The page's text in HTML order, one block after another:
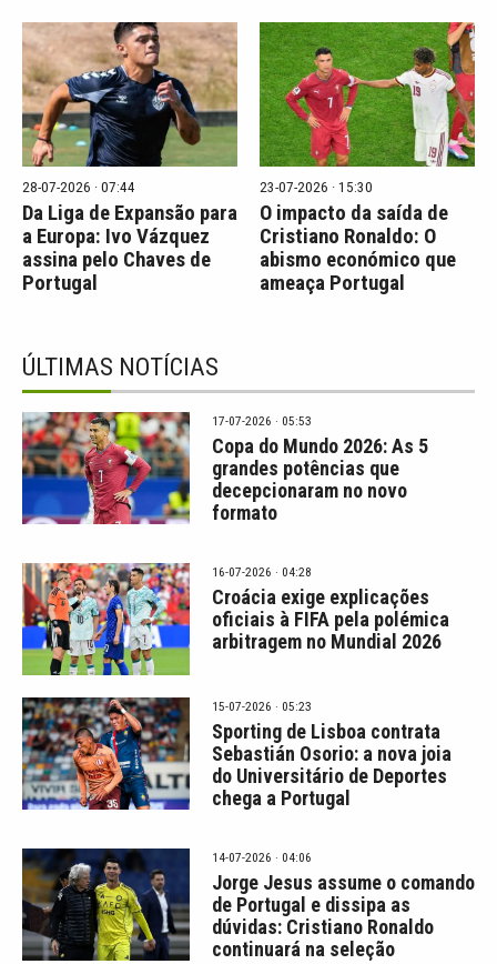
28-07-2026 · 07:44
Da Liga de Expansão para
a Europa: Ivo Vázquez
assina pelo Chaves de
Portugal
23-07-2026 · 15:30
O impacto da saída de
Cristiano Ronaldo: O
abismo económico que
ameaça Portugal
ÚLTIMAS NOTÍCIAS
17-07-2026 · 05:53
Copa do Mundo 2026: As 5
grandes potências que
decepcionaram no novo
formato
16-07-2026 · 04:28
Croácia exige explicações
oficiais à FIFA pela polémica
arbitragem no Mundial 2026
15-07-2026 · 05:23
Sporting de Lisboa contrata
Sebastián Osorio: a nova joia
do Universitário de Deportes
chega a Portugal
14-07-2026 · 04:06
Jorge Jesus assume o comando
de Portugal e dissipa as
dúvidas: Cristiano Ronaldo
continuará na seleção